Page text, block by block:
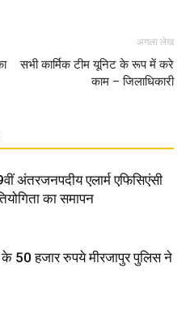
अगला लेख
सभी कार्मिक टीम यूनिट के रूप में करे
काम – जिलाधिकारी
अंतरजनपदीय एलार्म एफिसिएंसी
का समापन
50 हजार रुपये मीरजापुर पुलिस ने